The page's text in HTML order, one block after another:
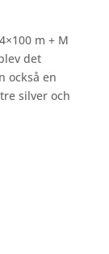
m + M
det
också en
silver och